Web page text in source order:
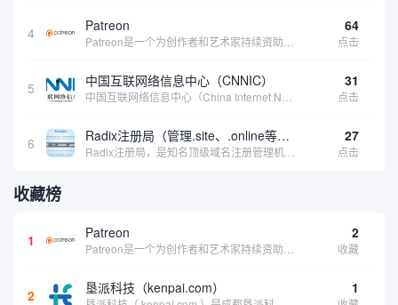
4 Patreon 64
点击
5 中国互联网络信息中心（CNNIC） 31
点击
6 Radix注册局（管理.site、.online等顶级域名） 27
点击
收藏榜
1 Patreon 2
收藏
2 垦派科技（kenpai.com） 1